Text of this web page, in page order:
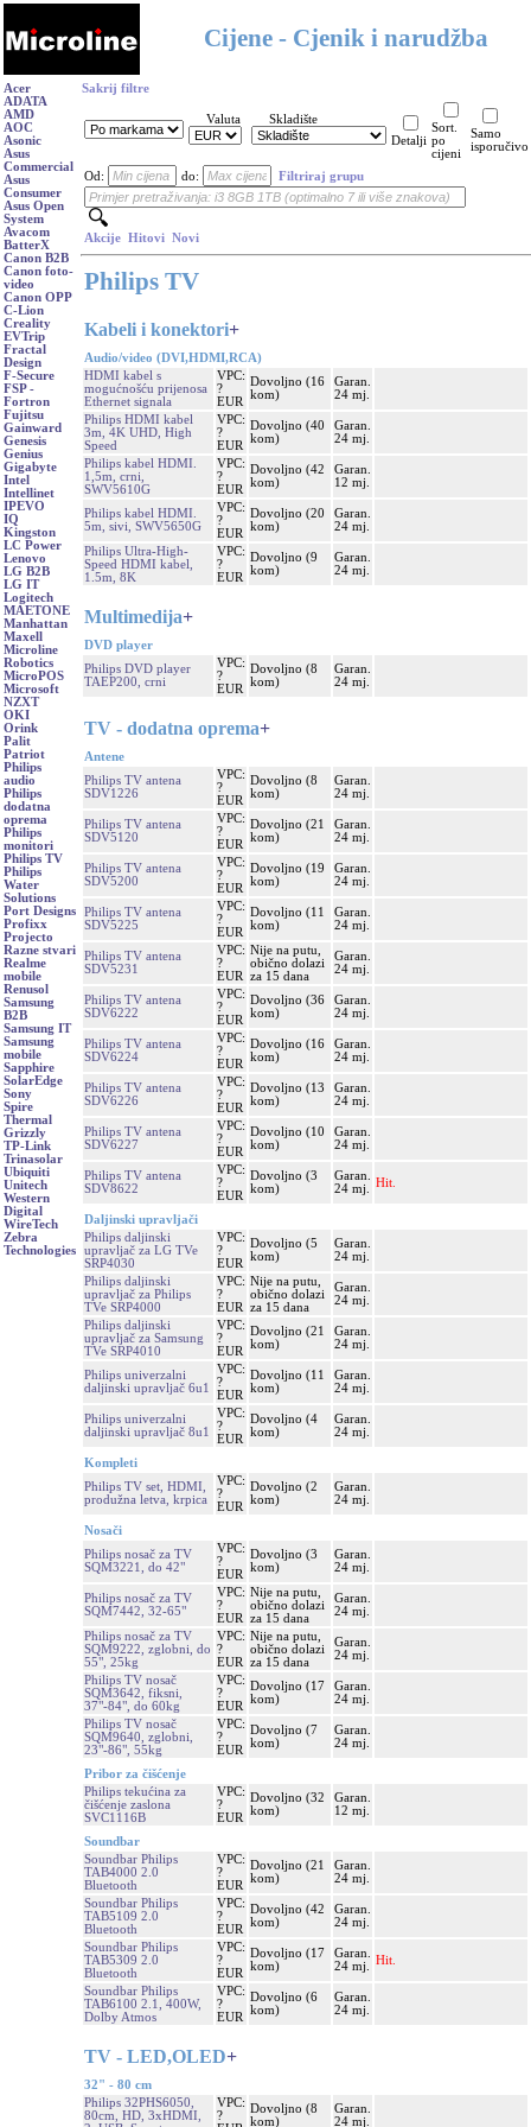
Cijene - Cjenik i narudžba
Acer
ADATA
AMD
AOC
Asonic
Asus
Commercial
Asus
Consumer
Asus Open
System
Avacom
BatterX
Canon B2B
Canon foto-
video
Canon OPP
C-Lion
Creality
EVTrip
Fractal
Design
F-Secure
FSP -
Fortron
Fujitsu
Gainward
Genesis
Genius
Gigabyte
Intel
Intellinet
IPEVO
IQ
Kingston
LC Power
Lenovo
LG B2B
LG IT
Logitech
MAETONE
Manhattan
Maxell
Microline
Robotics
MicroPOS
Microsoft
NZXT
OKI
Orink
Palit
Patriot
Philips
audio
Philips
dodatna
oprema
Philips
monitori
Philips TV
Philips
Water
Solutions
Port Designs
Profixx
Projecto
Razne stvari
Realme
mobile
Renusol
Samsung
B2B
Samsung IT
Samsung
mobile
Sapphire
SolarEdge
Sony
Spire
Thermal
Grizzly
TP-Link
Trinasolar
Ubiquiti
Unitech
Western
Digital
WireTech
Zebra
Technologies
Sakrij filtre
Valuta
Skladište
Detalji
Sort.
po
cijeni
Samo
isporučivo
Od: do: Filtriraj grupu
Akcije Hitovi Novi
Philips TV
Kabeli i konektori+
Audio/video (DVI,HDMI,RCA)
HDMI kabel s
mogućnošću prijenosa
Ethernet signala
VPC:
?
EUR
Dovoljno (16
kom)
Garan.
24 mj.
Philips HDMI kabel
3m, 4K UHD, High
Speed
VPC:
?
EUR
Dovoljno (40
kom)
Garan.
24 mj.
Philips kabel HDMI.
1,5m, crni,
SWV5610G
VPC:
?
EUR
Dovoljno (42
kom)
Garan.
12 mj.
Philips kabel HDMI.
5m, sivi, SWV5650G
VPC:
?
EUR
Dovoljno (20
kom)
Garan.
24 mj.
Philips Ultra-High-
Speed HDMI kabel,
1.5m, 8K
VPC:
?
EUR
Dovoljno (9
kom)
Garan.
24 mj.
Multimedija+
DVD player
Philips DVD player
TAEP200, crni
VPC:
?
EUR
Dovoljno (8
kom)
Garan.
24 mj.
TV - dodatna oprema+
Antene
Philips TV antena
SDV1226
VPC:
?
EUR
Dovoljno (8
kom)
Garan.
24 mj.
Philips TV antena
SDV5120
VPC:
?
EUR
Dovoljno (21
kom)
Garan.
24 mj.
Philips TV antena
SDV5200
VPC:
?
EUR
Dovoljno (19
kom)
Garan.
24 mj.
Philips TV antena
SDV5225
VPC:
?
EUR
Dovoljno (11
kom)
Garan.
24 mj.
Philips TV antena
SDV5231
VPC:
?
EUR
Nije na putu,
obično dolazi
za 15 dana
Garan.
24 mj.
Philips TV antena
SDV6222
VPC:
?
EUR
Dovoljno (36
kom)
Garan.
24 mj.
Philips TV antena
SDV6224
VPC:
?
EUR
Dovoljno (16
kom)
Garan.
24 mj.
Philips TV antena
SDV6226
VPC:
?
EUR
Dovoljno (13
kom)
Garan.
24 mj.
Philips TV antena
SDV6227
VPC:
?
EUR
Dovoljno (10
kom)
Garan.
24 mj.
Philips TV antena
SDV8622
VPC:
?
EUR
Dovoljno (3
kom)
Garan.
24 mj.
Hit.
Daljinski upravljači
Philips daljinski
upravljač za LG TVe
SRP4030
VPC:
?
EUR
Dovoljno (5
kom)
Garan.
24 mj.
Philips daljinski
upravljač za Philips
TVe SRP4000
VPC:
?
EUR
Nije na putu,
obično dolazi
za 15 dana
Garan.
24 mj.
Philips daljinski
upravljač za Samsung
TVe SRP4010
VPC:
?
EUR
Dovoljno (21
kom)
Garan.
24 mj.
Philips univerzalni
daljinski upravljač 6u1
VPC:
?
EUR
Dovoljno (11
kom)
Garan.
24 mj.
Philips univerzalni
daljinski upravljač 8u1
VPC:
?
EUR
Dovoljno (4
kom)
Garan.
24 mj.
Kompleti
Philips TV set, HDMI,
produžna letva, krpica
VPC:
?
EUR
Dovoljno (2
kom)
Garan.
24 mj.
Nosači
Philips nosač za TV
SQM3221, do 42"
VPC:
?
EUR
Dovoljno (3
kom)
Garan.
24 mj.
Philips nosač za TV
SQM7442, 32-65"
VPC:
?
EUR
Nije na putu,
obično dolazi
za 15 dana
Garan.
24 mj.
Philips nosač za TV
SQM9222, zglobni, do
55", 25kg
VPC:
?
EUR
Nije na putu,
obično dolazi
za 15 dana
Garan.
24 mj.
Philips TV nosač
SQM3642, fiksni,
37"-84", do 60kg
VPC:
?
EUR
Dovoljno (17
kom)
Garan.
24 mj.
Philips TV nosač
SQM9640, zglobni,
23"-86", 55kg
VPC:
?
EUR
Dovoljno (7
kom)
Garan.
24 mj.
Pribor za čišćenje
Philips tekućina za
čišćenje zaslona
SVC1116B
VPC:
?
EUR
Dovoljno (32
kom)
Garan.
12 mj.
Soundbar
Soundbar Philips
TAB4000 2.0
Bluetooth
VPC:
?
EUR
Dovoljno (21
kom)
Garan.
24 mj.
Soundbar Philips
TAB5109 2.0
Bluetooth
VPC:
?
EUR
Dovoljno (42
kom)
Garan.
24 mj.
Soundbar Philips
TAB5309 2.0
Bluetooth
VPC:
?
EUR
Dovoljno (17
kom)
Garan.
24 mj.
Hit.
Soundbar Philips
TAB6100 2.1, 400W,
Dolby Atmos
VPC:
?
EUR
Dovoljno (6
kom)
Garan.
24 mj.
TV - LED,OLED+
32" - 80 cm
Philips 32PHS6050,
80cm, HD, 3xHDMI,
VPC:
?
Dovoljno (8
kom)
Garan.
24 mj.